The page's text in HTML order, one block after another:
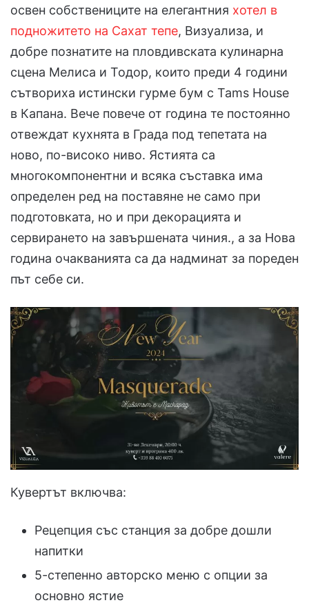
освен собствениците на елегантния хотел в
подножитето на Сахат тепе, Визуализа, и
добре познатите на пловдивската кулинарна
сцена Мелиса и Тодор, които преди 4 години
сътвориха истински гурме бум с Tams House
в Капана. Вече повече от година те постоянно
отвеждат кухнята в Града под тепетата на
ново, по-високо ниво. Ястията са
многокомпонентни и всяка съставка има
определен ред на поставяне не само при
подготовката, но и при декорацията и
сервирането на завършената чиния., а за Нова
година очакванията са да надминат за пореден
път себе си.
Кувертът включва:
Рецепция със станция за добре дошли
напитки
5-степенно авторско меню с опции за
основно ястие